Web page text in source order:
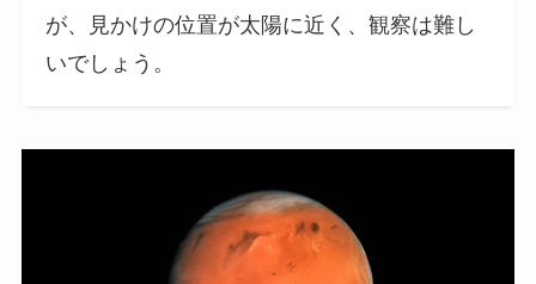
が、見かけの位置が太陽に近く、観察は難し
いでしょう。